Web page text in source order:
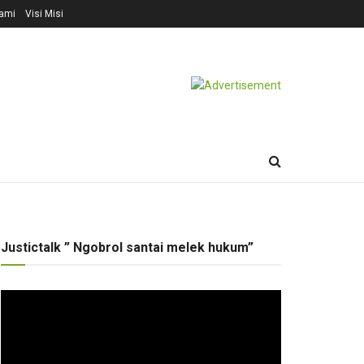
Visi Misi
Justictalk ” Ngobrol santai melek hukum”